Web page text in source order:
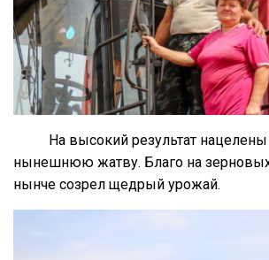
На высокий результат
нынешнюю жатву. Благо на
нынче созрел щедрый урожай.